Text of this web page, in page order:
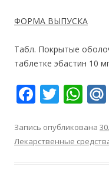
ФОРМА ВЫПУСКА
Табл. Покрытые
таблетке эбастин 10
F
e
b
T
itt
er
W
at
s
Запись опубликована
Лекарственные